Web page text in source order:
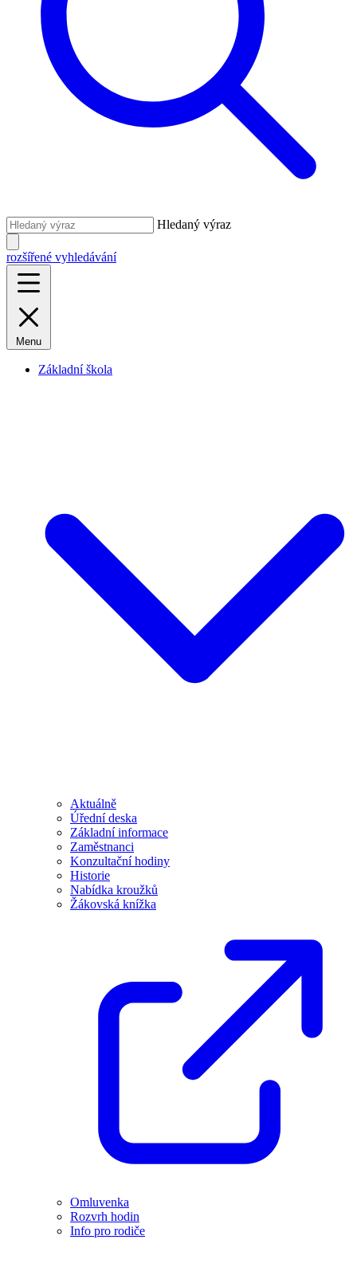
Hledaný výraz
rozšířené vyhledávání
Menu
Základní škola
Aktuálně
Úřední deska
Základní informace
Zaměstnanci
Konzultační hodiny
Historie
Nabídka kroužků
Žákovská knížka
Omluvenka
Rozvrh hodin
Info pro rodiče